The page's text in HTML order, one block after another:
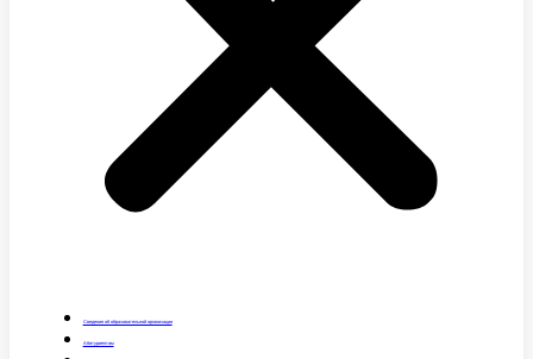
Сведения об образовательной организации
Абитуриентам